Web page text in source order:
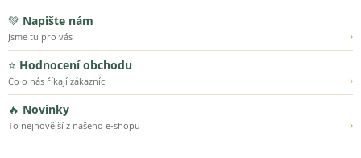
💚 Napište nám
Jsme tu pro vás
›
⭐ Hodnocení obchodu
Co o nás říkají zákazníci
›
🔥 Novinky
To nejnovější z našeho e-shopu ›